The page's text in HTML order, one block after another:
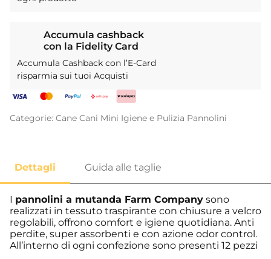
Accumula cashback
con la Fidelity Card
Accumula Cashback con l’E-Card
risparmia sui tuoi Acquisti
Categorie: Cane Cani Mini Igiene e Pulizia Pannolini
I pannolini a mutanda Farm Company sono
realizzati in tessuto traspirante con chiusure a velcro
regolabili, offrono comfort e igiene quotidiana. Anti
perdite, super assorbenti e con azione odor control.
All’interno di ogni confezione sono presenti 12 pezzi